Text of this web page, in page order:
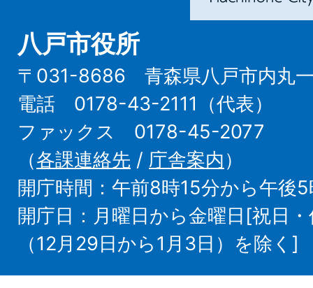
八戸市役所
〒031-8686 青森県八戸市内丸一
電話 0178-43-2111（代表）
ファックス 0178-45-2077
（各課連絡先 / 庁舎案内）
開庁時間：午前8時15分から午後
開庁日：月曜日から金曜日[祝日
（12月29日から1月3日）を除く]